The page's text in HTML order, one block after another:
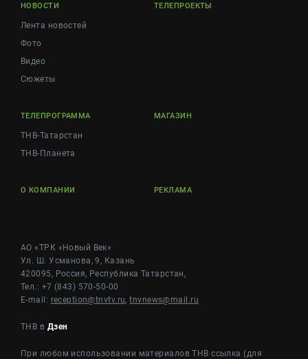
НОВОСТИ
Лента новостей
Фото
Видео
Сюжеты
ТЕЛЕПРОЕКТЫ
ТЕЛЕПРОГРАММА
ТНВ-Татарстан
ТНВ-Планета
МАГАЗИН
О КОМПАНИИ РЕКЛАМА
АО «ТРК «Новый Век»
Ул. Ш. Усманова, 9, Казань
420095, Россия, Республика Татарстан,
Тел.: +7 (843) 570-50-00
E-mail: reception@tnvtv.ru,tnvnews@mail.ru
ТНВ в Дзен
При любом использовании материалов ТНВ ссылка (для